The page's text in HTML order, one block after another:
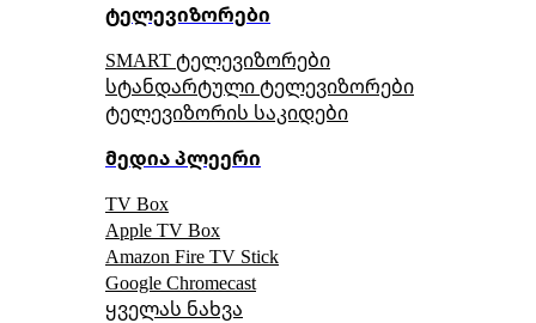
ტელევიზორები
SMART ტელევიზორები
სტანდარტული ტელევიზორები
ტელევიზორის საკიდები
მედია პლეერი
TV Box
Apple TV Box
Amazon Fire TV Stick
Google Chromecast
ყველას ნახვა